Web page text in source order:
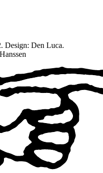
Design: Den Luca.